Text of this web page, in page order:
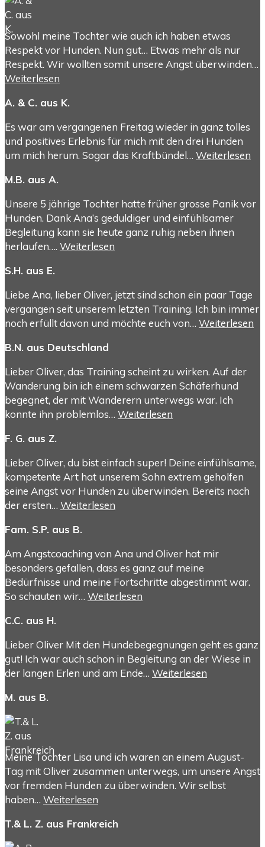
Sowohl meine Tochter wie auch ich haben etwas
Respekt vor Hunden. Nun gut… Etwas mehr als nur
Respekt. Wir wollten somit unsere Angst überwinden…
Weiterlesen
A. & C. aus K.
Es war am vergangenen Freitag wieder in ganz tolles
und positives Erlebnis für mich mit den drei Hunden
um mich herum. Sogar das Kraftbündel… Weiterlesen
M.B. aus A.
Unsere 5 jährige Tochter hatte früher grosse Panik vor
Hunden. Dank Ana’s geduldiger und einfühlsamer
Begleitung kann sie heute ganz ruhig neben ihnen
herlaufen…. Weiterlesen
S.H. aus E.
Liebe Ana, lieber Oliver, jetzt sind schon ein paar Tage
vergangen seit unserem letzten Training. Ich bin immer
noch erfüllt davon und möchte euch von… Weiterlesen
B.N. aus Deutschland
Lieber Oliver, das Training scheint zu wirken. Auf der
Wanderung bin ich einem schwarzen Schäferhund
begegnet, der mit Wanderern unterwegs war. Ich
konnte ihn problemlos… Weiterlesen
F. G. aus Z.
Lieber Oliver, du bist einfach super! Deine einfühlsame,
kompetente Art hat unserem Sohn extrem geholfen
seine Angst vor Hunden zu überwinden. Bereits nach
der ersten… Weiterlesen
Fam. S.P. aus B.
Am Angstcoaching von Ana und Oliver hat mir
besonders gefallen, dass es ganz auf meine
Bedürfnisse und meine Fortschritte abgestimmt war.
So schauten wir… Weiterlesen
C.C. aus H.
Lieber Oliver Mit den Hundebegegnungen geht es ganz
gut! Ich war auch schon in Begleitung an der Wiese in
der langen Erlen und am Ende… Weiterlesen
M. aus B.
Meine Tochter Lisa und ich waren an einem August-
Tag mit Oliver zusammen unterwegs, um unsere Angst
vor fremden Hunden zu überwinden. Wir selbst
haben… Weiterlesen
T.& L. Z. aus Frankreich